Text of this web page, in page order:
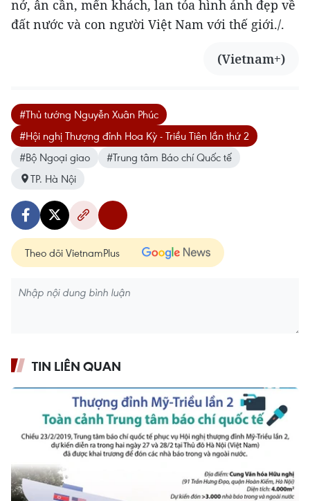
nở, ân cần, mến khách, lan tỏa hình ảnh đẹp về
đất nước và con người Việt Nam với thế giới./.
(Vietnam+)
#Thủ tướng Nguyễn Xuân Phúc
#Hội nghị Thượng đỉnh Hoa Kỳ - Triều Tiên lần thứ 2
#Bộ Ngoại giao
#Trung tâm Báo chí Quốc tế
TP. Hà Nội
Theo dõi VietnamPlus
TIN LIÊN QUAN